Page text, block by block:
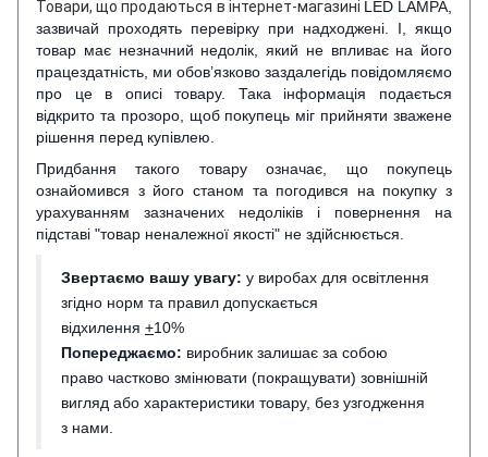
Товари, що продаються в інтернет-магазині LED LAMPA,
зазвичай проходять перевірку при надходжені. І, якщо
товар має незначний недолік, який не впливає на його
працездатність, ми обов’язково заздалегідь повідомляємо
про це в описі товару. Така інформація подається
відкрито та прозоро, щоб покупець міг прийняти зважене
рішення перед купівлею.
Придбання такого товару означає, що покупець
ознайомився з його станом та погодився на покупку з
урахуванням зазначених недоліків і повернення на
підставі "товар неналежної якості" не здійснюється.
Звертаємо вашу увагу: у виробах для освітлення
згідно норм та правил допускається
відхилення +10%
Попереджаємо: виробник залишає за собою
право частково змінювати (покращувати) зовнішній
вигляд або характеристики товару, без узгодження
з нами.